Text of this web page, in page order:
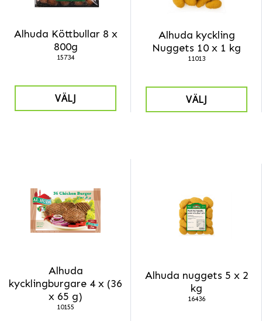
Alhuda Köttbullar 8 x
800g
15734
VÄLJ
Alhuda kyckling
Nuggets 10 x 1 kg
11013
VÄLJ
Alhuda
kycklingburgare 4 x (36
x 65 g)
10155
Alhuda nuggets 5 x 2
kg
16436